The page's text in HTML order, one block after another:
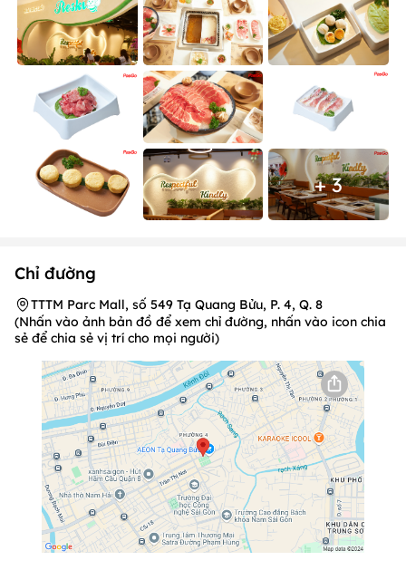
+ 3
Chỉ đường
TTTM Parc Mall, số 549 Tạ Quang Bửu, P. 4, Q. 8
(Nhấn vào ảnh bản đồ để xem chỉ đường, nhấn vào icon chia
sẻ để chia sẻ vị trí cho mọi người)